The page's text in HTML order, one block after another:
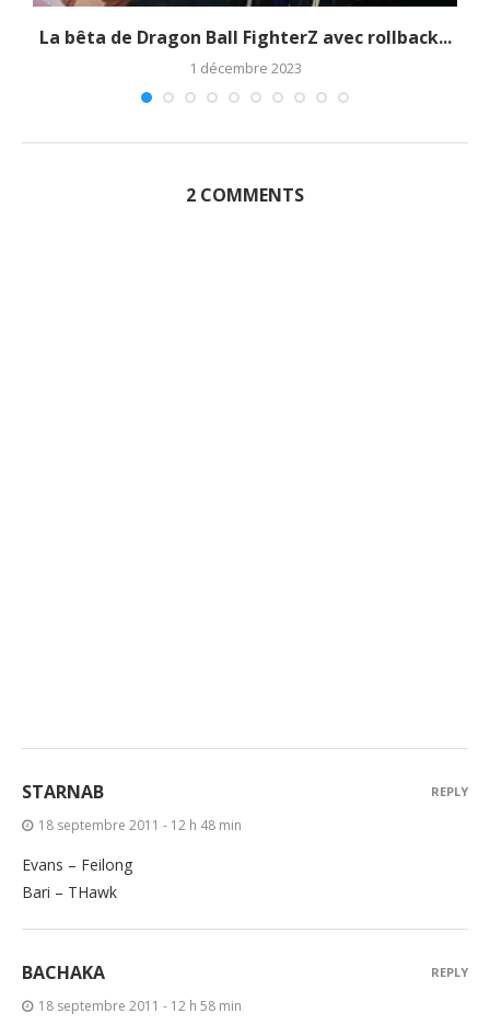
La bêta de Dragon Ball FighterZ avec rollback...
1 décembre 2023
2 COMMENTS
STARNAB
18 septembre 2011 - 12 h 48 min
Evans – Feilong
Bari – THawk
REPLY
BACHAKA
18 septembre 2011 - 12 h 58 min
REPLY